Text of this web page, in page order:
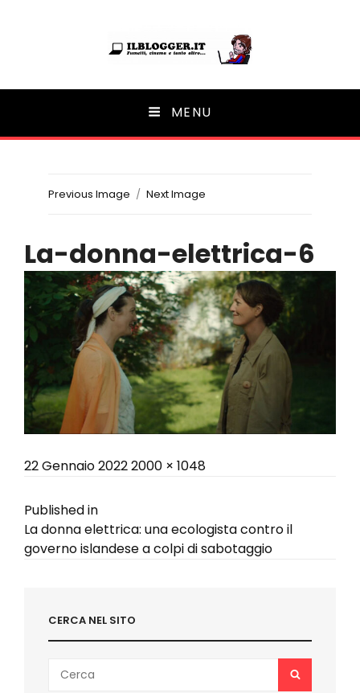
Ilblogger.it
Il portalino di blog | MENU
Previous Image Next Image
La-donna-elettrica-6
Posted
22 Gennaio 2022Full
2000 × 1048
Navigazione
articoli
Published in
La donna elettrica: una ecologista contro il
governo islandese a colpi di sabotaggio
CERCA NEL SITO
for:
SEARCH